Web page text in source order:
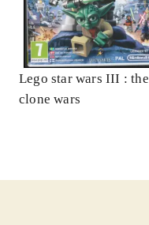
Lego star wars III : the
clone wars